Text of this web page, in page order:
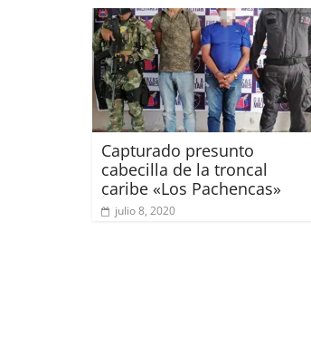
Capturado presunto
cabecilla de la troncal
caribe «Los Pachencas»
julio 8, 2020